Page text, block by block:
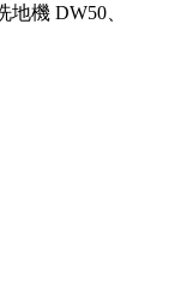
地機 DW50、